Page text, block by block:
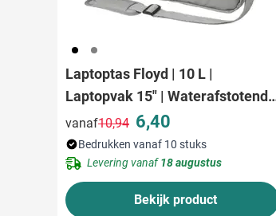
001 003
Laptoptas Floyd | 10 L |
Laptopvak 15" | Waterafstotend |
Voorvak
vanaf
Normale prijs
10,94 6,40
Bedrukken vanaf 10 stuks
Levering vanaf18 augustus
Bekijk product